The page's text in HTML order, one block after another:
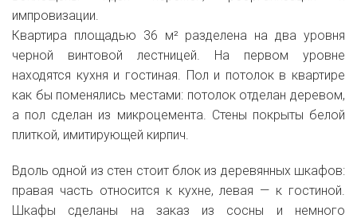
импровизации.
Квартира площадью 36 м² разделена на два уровня
черной винтовой лестницей. На первом уровне
находятся кухня и гостиная. Пол и потолок в квартире
как бы поменялись местами: потолок отделан деревом,
а пол сделан из микроцемента. Стены покрыты белой
плиткой, имитирующей кирпич.
Вдоль одной из стен стоит блок из деревянных шкафов:
правая часть относится к кухне, левая — к гостиной.
Шкафы сделаны на заказ из сосны и немного